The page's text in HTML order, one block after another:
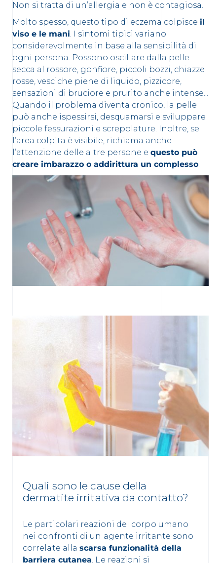
Non si tratta di un’allergia e non è contagiosa.
Molto spesso, questo tipo di eczema colpisce il
viso e le mani. I sintomi tipici variano
considerevolmente in base alla sensibilità di
ogni persona. Possono oscillare dalla pelle
secca al rossore, gonfiore, piccoli bozzi, chiazze
rosse, vesciche piene di liquido, pizzicore,
sensazioni di bruciore e prurito anche intense...
Quando il problema diventa cronico, la pelle
può anche ispessirsi, desquamarsi e sviluppare
piccole fessurazioni e screpolature. Inoltre, se
l’area colpita è visibile, richiama anche
l’attenzione delle altre persone e questo può
creare imbarazzo o addirittura un complesso.
Quali sono le cause della
dermatite irritativa da contatto?
Le particolari reazioni del corpo umano
nei confronti di un agente irritante sono
correlate allascarsa funzionalità della
barriera cutanea. Le reazioni si